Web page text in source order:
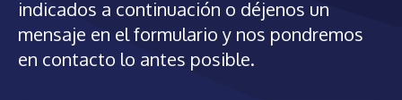
indicados a continuación o déjenos un
mensaje en el formulario y nos pondremos
en contacto lo antes posible.